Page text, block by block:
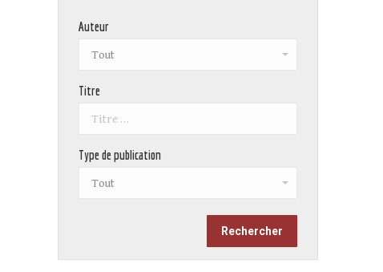
Auteur
Titre
Type de publication